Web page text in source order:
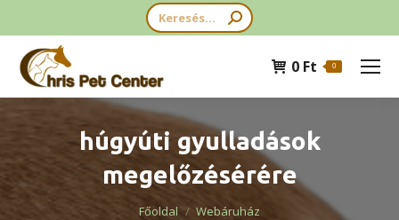
Search:
0 Ft 0
húgyúti gyulladások
megelőzésérére
You are here: Főoldal
Webáruház